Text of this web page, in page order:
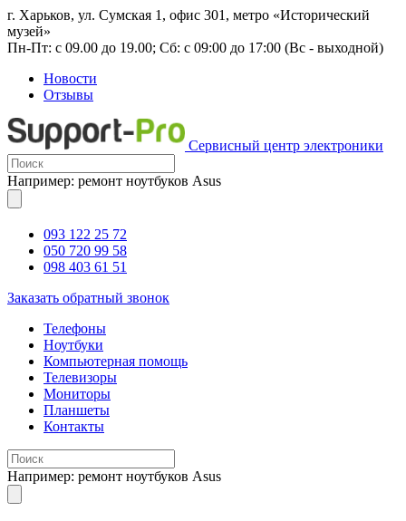
г. Харьков, ул. Сумская 1, офис 301, метро «Исторический
музей»
Пн-Пт: с 09.00 до 19.00; Сб: с 09:00 до 17:00 (Вс - выходной)
Новости
Отзывы
Сервисный центр электроники
Например: ремонт ноутбуков Asus
093 122 25 72
050 720 99 58
098 403 61 51
Заказать обратный звонок
Телефоны
Ноутбуки
Компьютерная помощь
Телевизоры
Мониторы
Планшеты
Контакты
Например: ремонт ноутбуков Asus